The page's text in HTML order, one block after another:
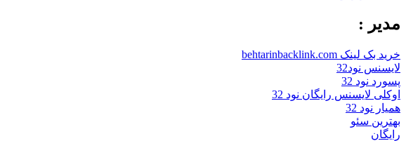
مدیر :
خرید بک لینک behtarinbacklink.com
لایسنس نود32
پسورد نود 32
اوکلی لایسنس رایگان نود 32
همیار نود 32
بهترین سئو
رایگان